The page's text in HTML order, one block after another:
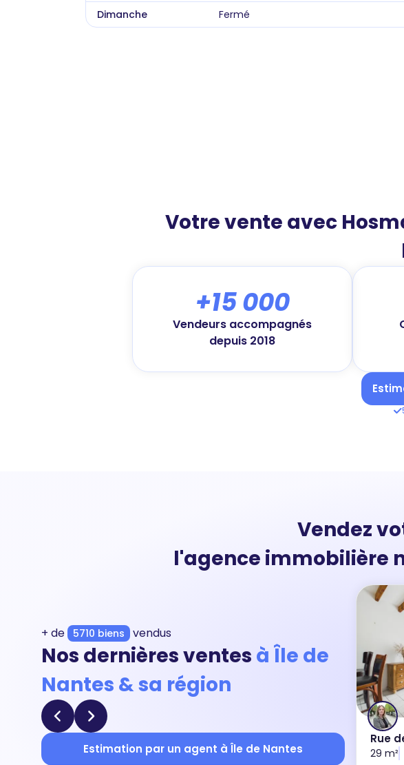
Dimanche
Fermé
Votre vente avec
+15 000
Vendeurs accompagnés
depuis 2018
Vendez
l'agence immobilière
+ de 5710 biens vendus
Nos dernières ventes à Île de
Nantes & sa région
Estimation par un agent à Île de Nantes
Rue
29 m²